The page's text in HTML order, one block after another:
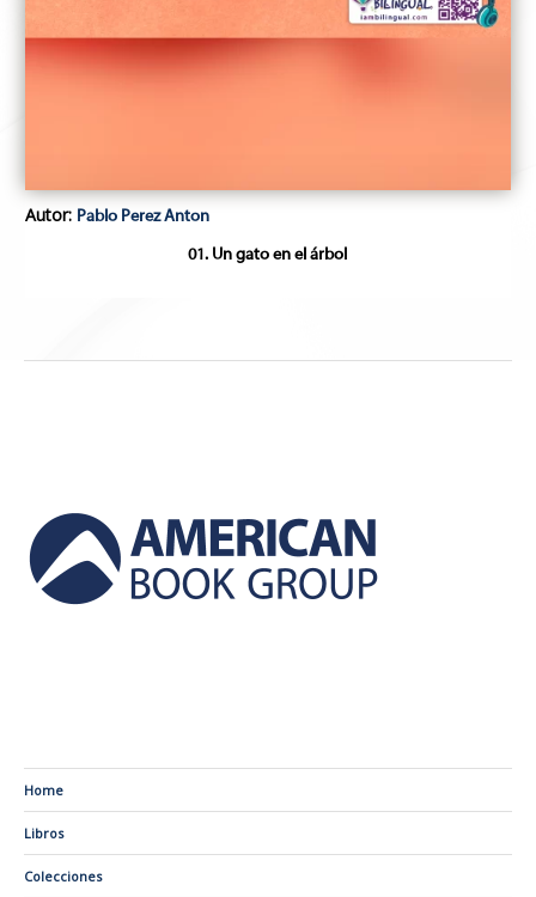
Autor: Pablo Perez Anton
01. Un gato en el árbol
Home
Libros
Colecciones